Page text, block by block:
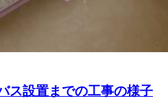
ス設置までの工事の様子